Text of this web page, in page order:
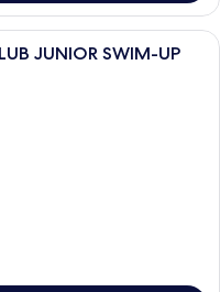
Frau entspannt in einer
JUNIOR SWIM-UP